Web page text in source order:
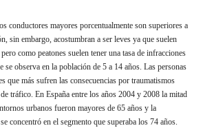
conductores mayores porcentualmente son superiores a
sin embargo, acostumbran a ser leves ya que suelen
como peatones suelen tener una tasa de infracciones
se observa en la población de 5 a 14 años. Las personas
que más sufren las consecuencias por traumatismos
tráfico. En España entre los años 2004 y 2008 la mitad
urbanos fueron mayores de 65 años y la
concentró en el segmento que superaba los 74 años.